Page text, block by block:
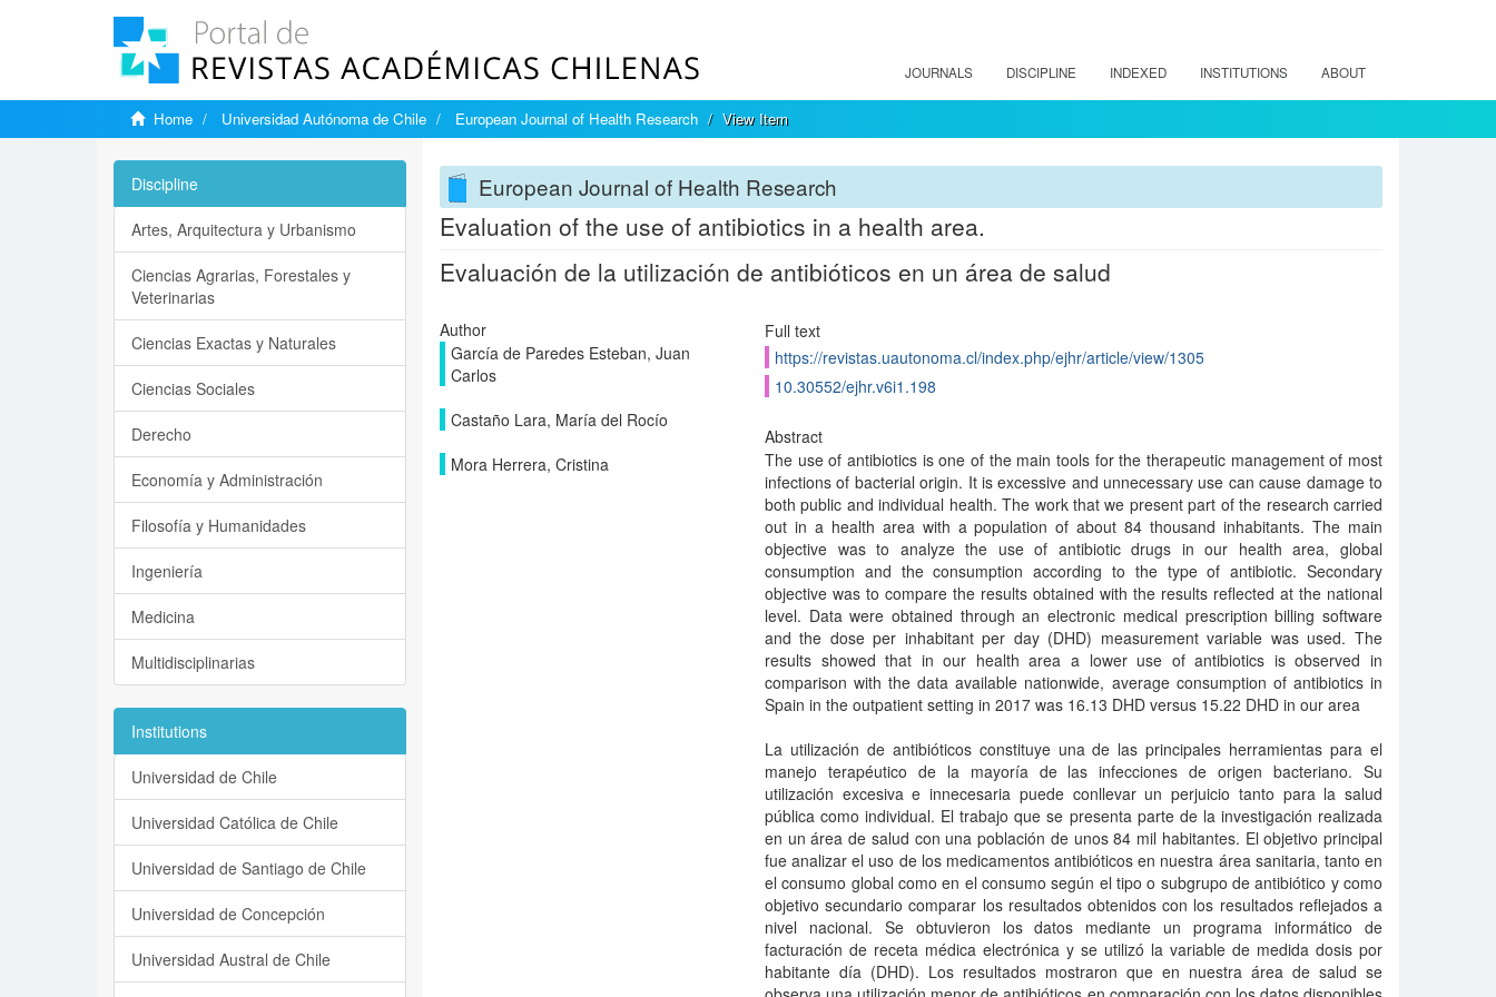
JOURNALS DISCIPLINE INDEXED INSTITUTIONS ABOUT
Home Universidad Autónoma de Chile European Journal of Health Research View Item
European Journal of Health Research
Evaluation of the use of antibiotics in a health area.
Evaluación de la utilización de antibióticos en un área de salud
Author
García de Paredes Esteban, Juan
Carlos
Castaño Lara, María del Rocío
Mora Herrera, Cristina
Full text
https://revistas.uautonoma.cl/index.php/ejhr/article/view/1305
10.30552/ejhr.v6i1.198
Abstract
The use of antibiotics is one of the main tools for the therapeutic management of most
infections of bacterial origin. It is excessive and unnecessary use can cause damage to
both public and individual health. The work that we present part of the research carried
out in a health area with a population of about 84 thousand inhabitants. The main
objective was to analyze the use of antibiotic drugs in our health area, global
consumption and the consumption according to the type of antibiotic. Secondary
objective was to compare the results obtained with the results reflected at the national
level. Data were obtained through an electronic medical prescription billing software
and the dose per inhabitant per day (DHD) measurement variable was used. The
results showed that in our health area a lower use of antibiotics is observed in
comparison with the data available nationwide, average consumption of antibiotics in
Spain in the outpatient setting in 2017 was 16.13 DHD versus 15.22 DHD in our area
La utilización de antibióticos constituye una de las principales herramientas para el
manejo terapéutico de la mayoría de las infecciones de origen bacteriano. Su
utilización excesiva e innecesaria puede conllevar un perjuicio tanto para la salud
pública como individual. El trabajo que se presenta parte de la investigación realizada
en un área de salud con una población de unos 84 mil habitantes. El objetivo principal
fue analizar el uso de los medicamentos antibióticos en nuestra área sanitaria, tanto en
el consumo global como en el consumo según el tipo o subgrupo de antibiótico y como
objetivo secundario comparar los resultados obtenidos con los resultados reflejados a
nivel nacional. Se obtuvieron los datos mediante un programa informático de
facturación de receta médica electrónica y se utilizó la variable de medida dosis por
habitante día (DHD). Los resultados mostraron que en nuestra área de salud se
Discipline
Artes, Arquitectura y Urbanismo
Ciencias Agrarias, Forestales y
Veterinarias
Ciencias Exactas y Naturales
Ciencias Sociales
Derecho
Economía y Administración
Filosofía y Humanidades
Ingeniería
Medicina
Multidisciplinarias
Institutions
Universidad de Chile
Universidad Católica de Chile
Universidad de Santiago de Chile
Universidad de Concepción
Universidad Austral de Chile